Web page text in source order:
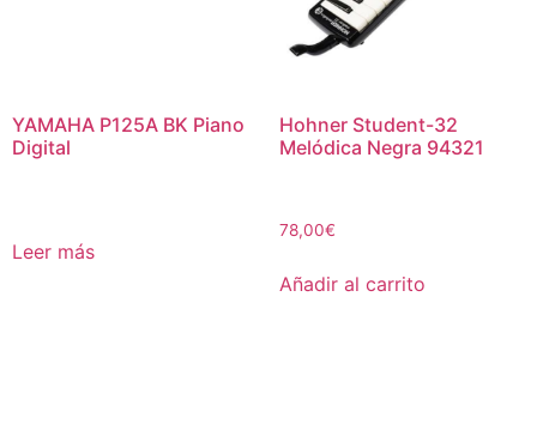
YAMAHA P125A BK Piano
Digital
Leer más
Hohner Student-32
Melódica Negra 94321
78,00€
Añadir al carrito